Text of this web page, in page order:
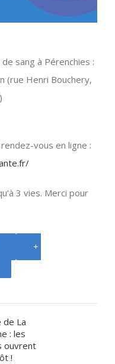
sang à Pérenchies :
(rue Henri Bouchery,
vous en ligne :
3 vies. Merci pour
+
de La
: les
ouvrent
!